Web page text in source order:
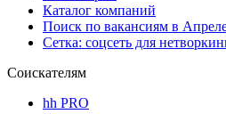
Каталог компаний
Поиск по вакансиям в
Сетка: соцсеть для
Соискателям
hh PRO